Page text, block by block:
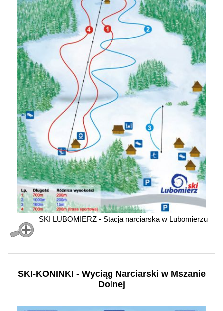
SKI LUBOMIERZ - Stacja narciarska w Lubomierzu
SKI-KONINKI - Wyciąg Narciarski w Mszanie
Dolnej